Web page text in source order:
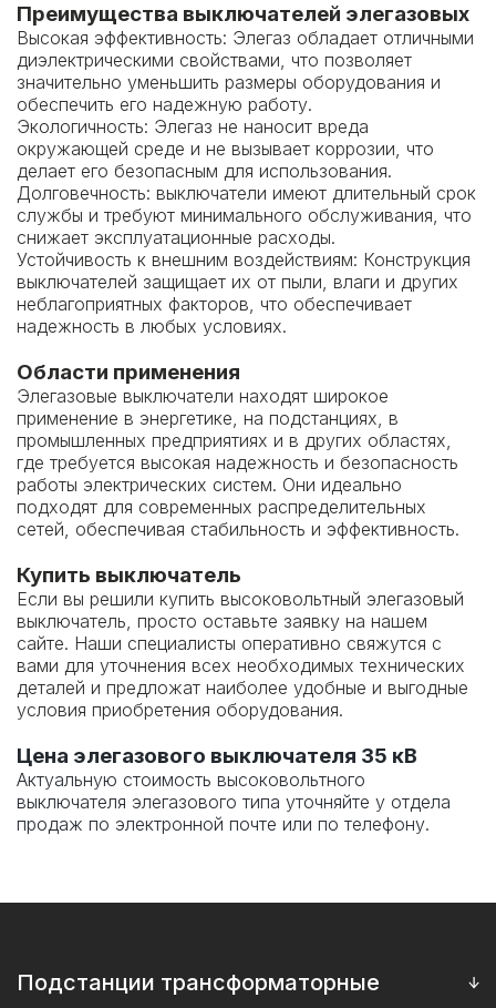
Преимущества выключателей элегазовых
Высокая эффективность: Элегаз обладает отличными
диэлектрическими свойствами, что позволяет
значительно уменьшить размеры оборудования и
обеспечить его надежную работу.
Экологичность: Элегаз не наносит вреда
окружающей среде и не вызывает коррозии, что
делает его безопасным для использования.
Долговечность: выключатели имеют длительный срок
службы и требуют минимального обслуживания, что
снижает эксплуатационные расходы.
Устойчивость к внешним воздействиям: Конструкция
выключателей защищает их от пыли, влаги и других
неблагоприятных факторов, что обеспечивает
надежность в любых условиях.
Области применения
Элегазовые выключатели находят широкое
применение в энергетике, на подстанциях, в
промышленных предприятиях и в других областях,
где требуется высокая надежность и безопасность
работы электрических систем. Они идеально
подходят для современных распределительных
сетей, обеспечивая стабильность и эффективность.
Купить выключатель
Если вы решили купить высоковольтный элегазовый
выключатель, просто оставьте заявку на нашем
сайте. Наши специалисты оперативно свяжутся с
вами для уточнения всех необходимых технических
деталей и предложат наиболее удобные и выгодные
условия приобретения оборудования.
Цена элегазового выключателя 35 кВ
Актуальную стоимость высоковольтного
выключателя элегазового типа уточняйте у отдела
продаж по электронной почте или по телефону.
Подстанции трансформаторные